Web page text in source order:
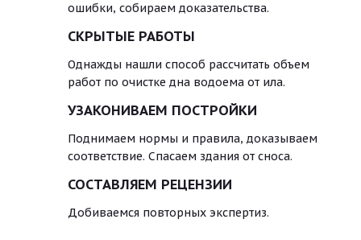
ошибки, собираем доказательства.
СКРЫТЫЕ РАБОТЫ
Однажды нашли способ рассчитать объем
работ по очистке дна водоема от ила.
УЗАКОНИВАЕМ ПОСТРОЙКИ
Поднимаем нормы и правила, доказываем
соответствие. Спасаем здания от сноса.
СОСТАВЛЯЕМ РЕЦЕНЗИИ
Добиваемся повторных экспертиз.